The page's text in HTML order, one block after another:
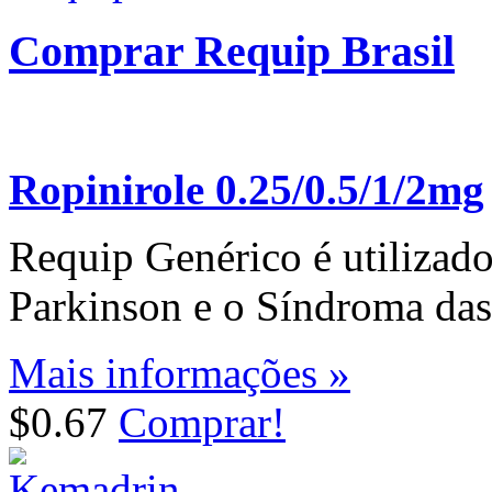
Comprar Requip Brasil
Ropinirole 0.25/0.5/1/2mg
Requip Genérico é
Parkinson e o Síndroma
Mais informações »
$0.67 Comprar!